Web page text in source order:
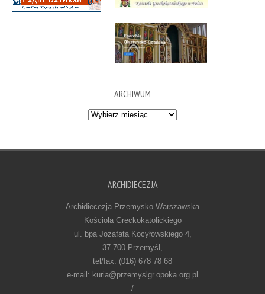
ARCHIWUM
Archiwum
ARCHIDIECEZJA
Archidiecezja Przemysko-Warszawska
Kościoła Greckokatolickiego
ul. bpa Jozafata Kocyłowskiego 4,
37-700 Przemyśl,
tel/fax: (016) 678 78 68
e-mail: kuria@przemyslgr.opoka.org.pl
/